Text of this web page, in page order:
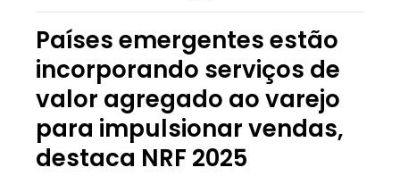
Países emergentes estão
incorporando serviços de
valor agregado ao varejo
para impulsionar vendas,
destaca NRF 2025